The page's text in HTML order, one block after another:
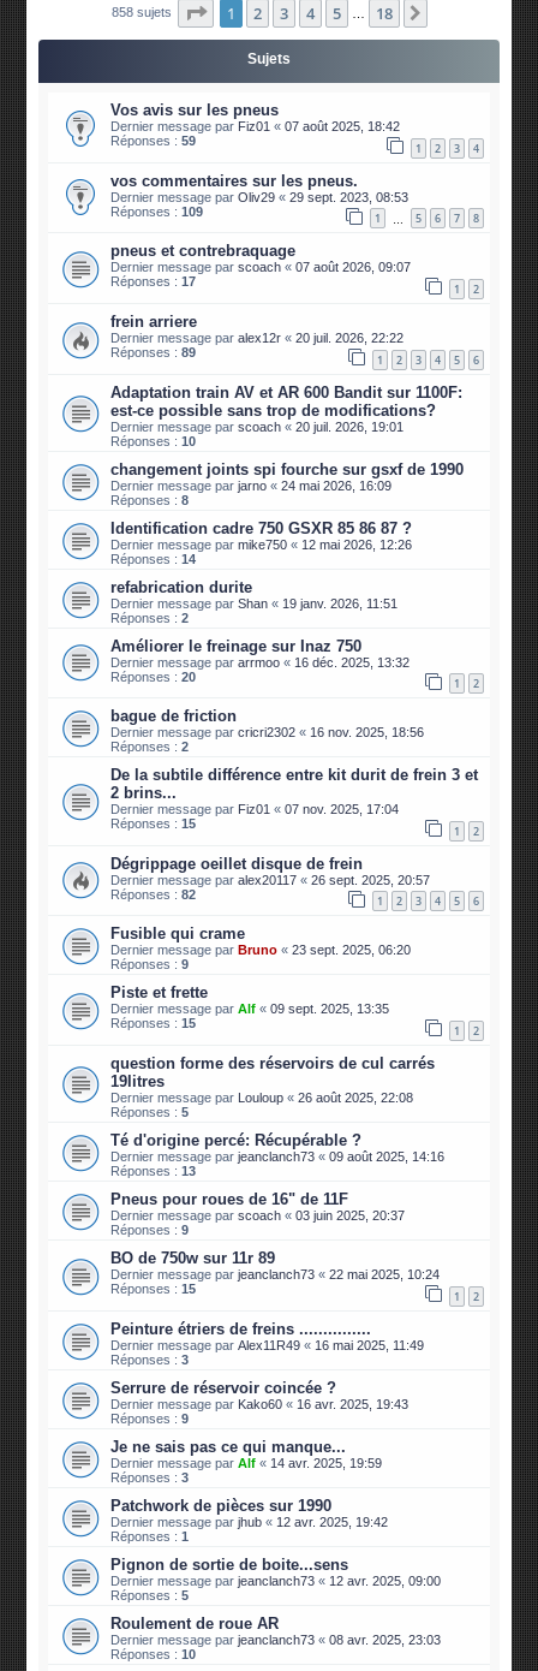
858 sujets Page 1sur18
1 2 3 4 5 18
Sujets
Vos avis sur les pneus
Dernier message par Fiz01 «07 août 2025, 18:42
Réponses :59 1 2 3 4
vos commentaires sur les pneus.
Dernier message parOliv29 «29 sept. 2023, 08:53
Réponses :109 1 5 6 7 8
pneus et contrebraquage
Dernier message parscoach «07 août 2026, 09:07
Réponses :17 1 2
frein arriere
Dernier message paralex12r «20 juil. 2026, 22:22
Réponses :89 1 2 3 4 5 6
Adaptation train AV et AR 600 Bandit sur 1100F:
est-ce possible sans trop de modifications?
Dernier message parscoach «20 juil. 2026, 19:01
Réponses :10
changement joints spi fourche sur gsxf de 1990
Dernier message parjarno «24 mai 2026, 16:09
Réponses :8
Identification cadre 750 GSXR 85 86 87 ?
Dernier message parmike750 « 12 mai 2026, 12:26
Réponses :14
refabrication durite
Dernier message parShan « 19 janv. 2026, 11:51
Réponses :2
Améliorer le freinage sur Inaz 750
Dernier message pararrmoo « 16 déc. 2025, 13:32
Réponses :20 1 2
bague de friction
Dernier message parcricri2302 « 16 nov. 2025, 18:56
Réponses :2
De la subtile différence entre kit durit de frein 3 et
2 brins...
Dernier message par Fiz01 «07 nov. 2025, 17:04
Réponses :15 1 2
Dégrippage oeillet disque de frein
Dernier message paralex20117 «26 sept. 2025, 20:57
Réponses :82 1 2 3 4 5 6
Fusible qui crame
Dernier message par Bruno «23 sept. 2025, 06:20
Réponses :9
Piste et frette
Dernier message parAlf «09 sept. 2025, 13:35
Réponses :15 1 2
question forme des réservoirs de cul carrés
19litres
Dernier message par Louloup «26 août 2025, 22:08
Réponses :5
Té d'origine percé: Récupérable ?
Dernier message parjeanclanch73 «09 août 2025, 14:16
Réponses :13
Pneus pour roues de 16" de 11F
Dernier message parscoach «03 juin 2025, 20:37
Réponses :9
BO de 750w sur 11r 89
Dernier message parjeanclanch73 «22 mai 2025, 10:24
Réponses :15 1 2
Peinture étriers de freins ...............
Dernier message parAlex11R49 « 16 mai 2025, 11:49
Réponses :3
Serrure de réservoir coincée ?
Dernier message par Kako60 « 16 avr. 2025, 19:43
Réponses :9
Je ne sais pas ce qui manque...
Dernier message parAlf « 14 avr. 2025, 19:59
Réponses :3
Patchwork de pièces sur 1990
Dernier message parjhub « 12 avr. 2025, 19:42
Réponses :1
Pignon de sortie de boite...sens
Dernier message parjeanclanch73 « 12 avr. 2025, 09:00
Réponses :5
Roulement de roue AR
Dernier message parjeanclanch73 «08 avr. 2025, 23:03
Réponses :10